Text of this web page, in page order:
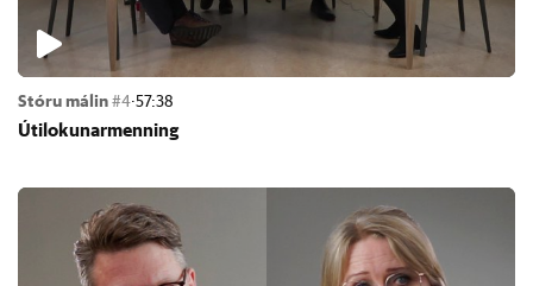
Stóru málin#4·57:38
Úti­lok­un­ar­menn­ing